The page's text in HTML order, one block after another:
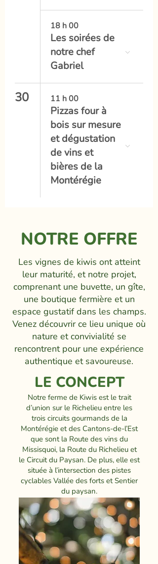
18 h 00
Les soirées de
notre chef
Gabriel
30 11 h 00
Pizzas four à
bois sur mesure
et dégustation
de vins et
bières de la
Montérégie
NOTRE OFFRE
Les vignes de kiwis ont atteint
leur maturité, et notre projet,
comprenant une buvette, un gîte,
une boutique fermière et un
espace gustatif dans les champs.
Venez découvrir ce lieu unique où
nature et convivialité se
rencontrent pour une expérience
authentique et savoureuse.
LE CONCEPT
Notre ferme de Kiwis est le trait
d’union sur le Richelieu entre les
trois circuits gourmands de la
Montérégie et des Cantons-de-l’Est
que sont la Route des vins du
Missisquoi, la Route du Richelieu et
le Circuit du Paysan. De plus, elle est
située à l’intersection des pistes
cyclables Vallée des forts et Sentier
du paysan.